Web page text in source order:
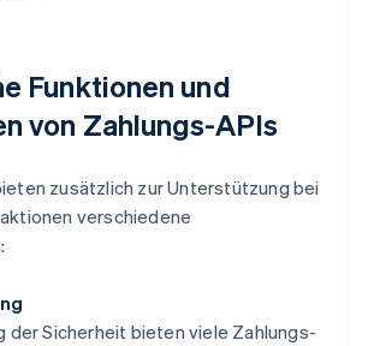
Funktionen und
von Zahlungs-APIs
zusätzlich zur Unterstützung bei
verschiedene
der Sicherheit bieten viele Zahlungs-